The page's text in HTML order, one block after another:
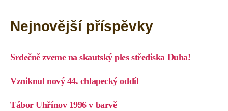
Nejnovější příspěvky
Srdečně zveme na skautský ples střediska Duha!
Vzniknul nový 44. chlapecký oddíl
Tábor Uhřínov 1996 v barvě